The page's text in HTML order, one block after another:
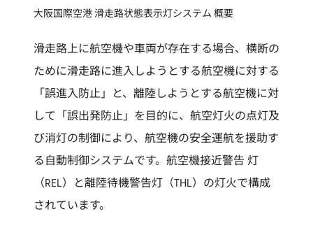
大阪国際空港 滑走路状態表示灯システム 概要
滑走路上に航空機や車両が存在する場合、横断の
ために滑走路に進入しようとする航空機に対する
「誤進入防止」と、離陸しようとする航空機に対
して「誤出発防止」を目的に、航空灯火の点灯及
び消灯の制御により、航空機の安全運航を援助す
る自動制御システムです。航空機接近警告 灯
（REL）と離陸待機警告灯（THL）の灯火で構成
されています。